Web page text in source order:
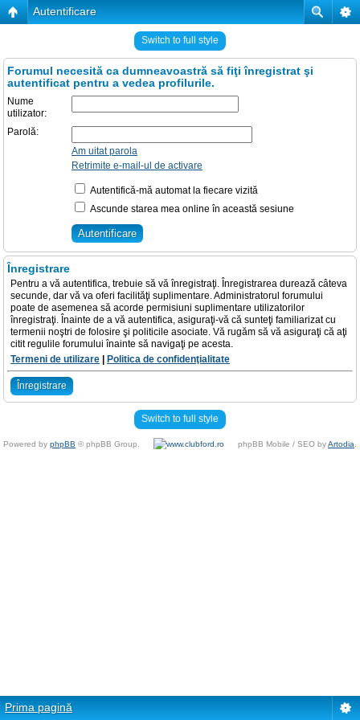
Autentificare
Switch to full style
Forumul necesită ca dumneavoastră să fiţi înregistrat şi
autentificat pentru a vedea profilurile.
Nume
utilizator:
Parolă:
Am uitat parola
Retrimite e-mail-ul de activare
Autentifică-mă automat la fiecare vizită
Ascunde starea mea online în această sesiune
Înregistrare
Pentru a vă autentifica, trebuie să vă înregistraţi. Înregistrarea durează câteva
secunde, dar vă va oferi facilităţi suplimentare. Administratorul forumului
poate de asemenea să acorde permisiuni suplimentare utilizatorilor
înregistraţi. Înainte de a vă autentifica, asiguraţi-vă că sunteţi familiarizat cu
termenii noştri de folosire şi politicile asociate. Vă rugăm să vă asiguraţi că aţi
citit regulile forumului înainte să navigaţi pe acesta.
Termeni de utilizare
Politica de confidenţialitate
Înregistrare
Switch to full style
Powered by phpBB © phpBB Group. phpBB Mobile / SEO byArtodia
Prima pagină